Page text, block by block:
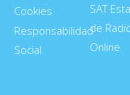
Cookies
Responsabilidad
Social
SAT
de
Online